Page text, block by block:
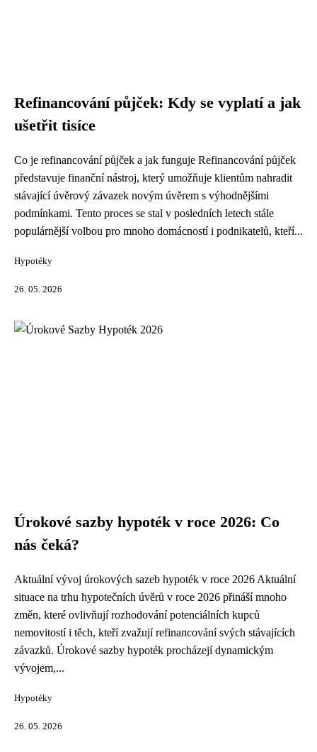
Refinancování půjček: Kdy se vyplatí a jak
ušetřit tisíce
Co je refinancování půjček a jak funguje Refinancování půjček
představuje finanční nástroj, který umožňuje klientům nahradit
stávající úvěrový závazek novým úvěrem s výhodnějšími
podmínkami. Tento proces se stal v posledních letech stále
populárnější volbou pro mnoho domácností i podnikatelů, kteří...
Hypotéky
26. 05. 2026
Úrokové sazby hypoték v roce 2026: Co
nás čeká?
Aktuální vývoj úrokových sazeb hypoték v roce 2026 Aktuální
situace na trhu hypotečních úvěrů v roce 2026 přináší mnoho
změn, které ovlivňují rozhodování potenciálních kupců
nemovitostí i těch, kteří zvažují refinancování svých stávajících
závazků. Úrokové sazby hypoték procházejí dynamickým
vývojem,...
Hypotéky
26. 05. 2026